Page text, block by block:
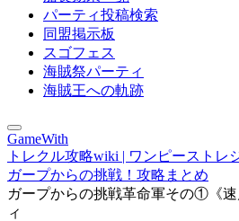
パーティ投稿検索
同盟掲示板
スゴフェス
海賊祭パーティ
海賊王への軌跡
GameWith
トレクル攻略wiki | ワンピーストレ
ガープからの挑戦！攻略まとめ
ガープからの挑戦革命軍その①《
ィ